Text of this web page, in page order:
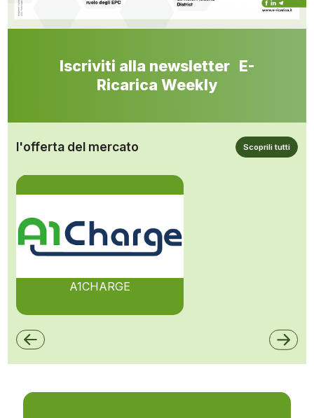
Iscriviti alla newsletter E-
Ricarica Weekly
l'offerta del mercato Scoprili tutti
A1CHARGE